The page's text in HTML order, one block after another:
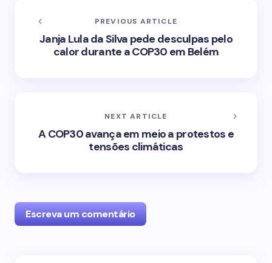
PREVIOUS ARTICLE
Janja Lula da Silva pede desculpas pelo
calor durante a COP30 em Belém
NEXT ARTICLE
A COP30 avança em meio a protestos e
tensões climáticas
Escreva um comentário